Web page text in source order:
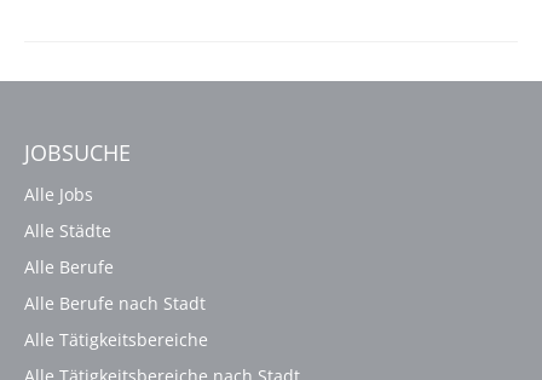
JOBSUCHE
Alle Jobs
Alle Städte
Alle Berufe
Alle Berufe nach Stadt
Alle Tätigkeitsbereiche